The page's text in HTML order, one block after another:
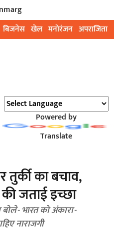
बिजनेस खेल मनोरंजन अपराजिता
Powered by
Translate
तुर्की का बचाव,
जताई इच्छा
बोले- भारत को अंकारा-
नाराजगी